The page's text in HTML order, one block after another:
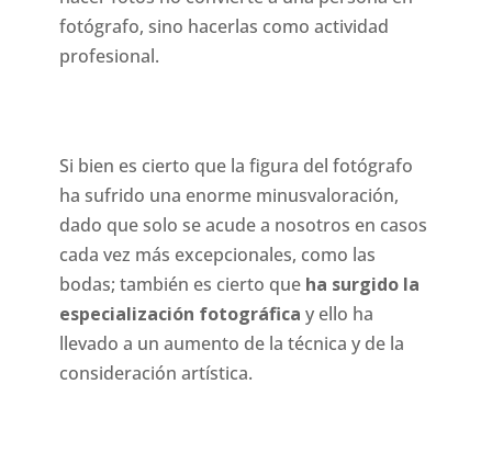
fotógrafo, sino hacerlas como actividad
profesional.
Si bien es cierto que la figura del fotógrafo
ha sufrido una enorme minusvaloración,
dado que solo se acude a nosotros en casos
cada vez más excepcionales, como las
bodas; también es cierto que ha surgido la
especialización fotográfica y ello ha
llevado a un aumento de la técnica y de la
consideración artística.